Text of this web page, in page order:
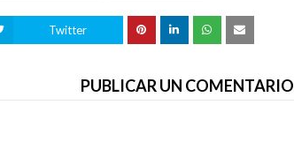
Twitter
PUBLICAR UN COMENTARIO